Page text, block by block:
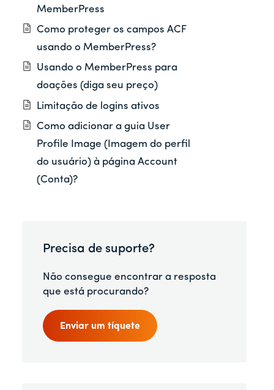
MemberPress
Como proteger os campos ACF
usando o MemberPress?
Usando o MemberPress para
doações (diga seu preço)
Limitação de logins ativos
Como adicionar a guia User
Profile Image (Imagem do perfil
do usuário) à página Account
(Conta)?
Precisa de suporte?
Não consegue encontrar a resposta
que está procurando?
Enviar um tíquete